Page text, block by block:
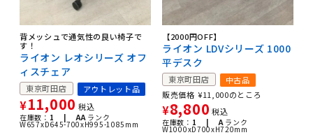
背メッシュで通気性の良い椅子で
す！
ライオン レオシリーズ オフ
ィスチェア
東京町田店 アウトレット品
¥11,000 税込
在庫数： 1 | AA ランク
W657xD645-700xH995-1085mm
【2000円OFF】
ライオン LDVシリーズ 1000
平デスク
東京町田店
中古品
販売価格 ¥11,000のところ
¥8,800 税込
在庫数： 1 | A ランク
W1000xD700xH720mm